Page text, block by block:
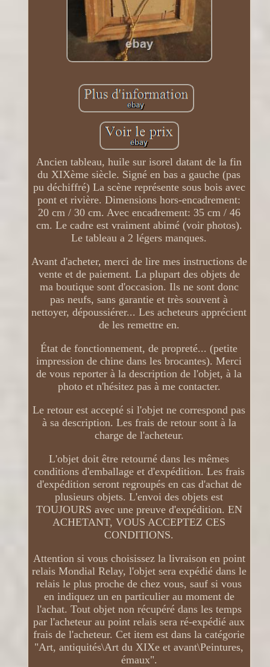
Ancien tableau, huile sur isorel datant de la fin
du XIXème siècle. Signé en bas a gauche (pas
pu déchiffré) La scène représente sous bois avec
pont et rivière. Dimensions hors-encadrement:
20 cm / 30 cm. Avec encadrement: 35 cm / 46
cm. Le cadre est vraiment abimé (voir photos).
Le tableau a 2 légers manques.
Avant d'acheter, merci de lire mes instructions de
vente et de paiement. La plupart des objets de
ma boutique sont d'occasion. Ils ne sont donc
pas neufs, sans garantie et très souvent à
nettoyer, dépoussiérer... Les acheteurs apprécient
de les remettre en.
État de fonctionnement, de propreté... (petite
impression de chine dans les brocantes). Merci
de vous reporter à la description de l'objet, à la
photo et n'hésitez pas à me contacter.
Le retour est accepté si l'objet ne correspond pas
à sa description. Les frais de retour sont à la
charge de l'acheteur.
L'objet doit être retourné dans les mêmes
conditions d'emballage et d'expédition. Les frais
d'expédition seront regroupés en cas d'achat de
plusieurs objets. L'envoi des objets est
TOUJOURS avec une preuve d'expédition. EN
ACHETANT, VOUS ACCEPTEZ CES
CONDITIONS.
Attention si vous choisissez la livraison en point
relais Mondial Relay, l'objet sera expédié dans le
relais le plus proche de chez vous, sauf si vous
en indiquez un en particulier au moment de
l'achat. Tout objet non récupéré dans les temps
par l'acheteur au point relais sera ré-expédié aux
frais de l'acheteur. Cet item est dans la catégorie
"Art, antiquités\Art du XIXe et avant\Peintures,
émaux".